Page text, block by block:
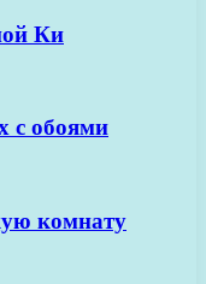
Ки
с обоями
комнату